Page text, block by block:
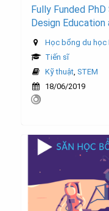
Fully Funded
Design
Học bổng du học
Tiến sĩ
Kỹ thuật STEM
18/06/2019